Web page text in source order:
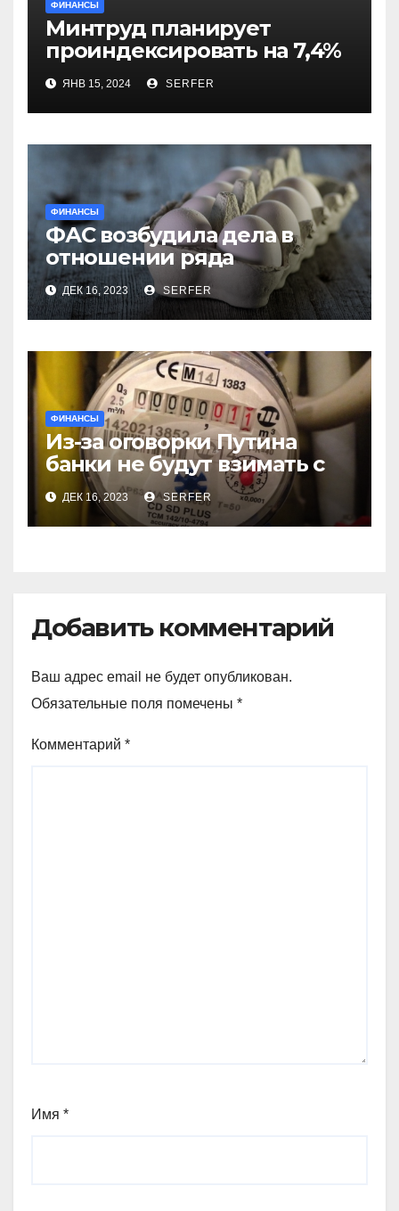
ФИНАНСЫ
Минтруд планирует
проиндексировать на 7,4%
более 40 выплат и
компенсаций
ЯНВ 15, 2024 SERFER
ФИНАНСЫ
ФАС возбудила дела в
отношении ряда
региональных
производителей куриных
яиц
ДЕК 16, 2023 SERFER
ФИНАНСЫ
Из-за оговорки Путина
банки не будут взимать с
пенсионеров
комиссионные за ЖКХ
ДЕК 16, 2023 SERFER
Добавить комментарий
Ваш адрес email не будет опубликован.
Обязательные поля помечены *
Комментарий *
Имя *